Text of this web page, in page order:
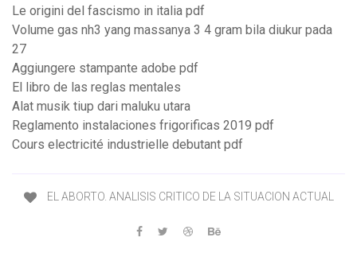
Le origini del fascismo in italia pdf
Volume gas nh3 yang massanya 3 4 gram bila diukur pada
27
Aggiungere stampante adobe pdf
El libro de las reglas mentales
Alat musik tiup dari maluku utara
Reglamento instalaciones frigorificas 2019 pdf
Cours electricité industrielle debutant pdf
EL ABORTO. ANALISIS CRITICO DE LA SITUACION ACTUAL